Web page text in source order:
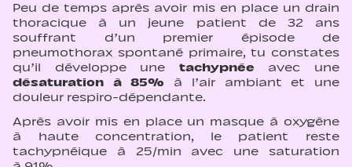
Peu de temps après avoir mis en place un drain
thoracique à un jeune patient de 32 ans
souffrant d’un premier épisode de
pneumothorax spontané primaire, tu constates
qu’il développe une tachypnée avec une
désaturation à 85% à l’air ambiant et une
douleur respiro-dépendante.
Après avoir mis en place un masque à oxygène
à haute concentration, le patient reste
tachypnéique à 25/min avec une saturation